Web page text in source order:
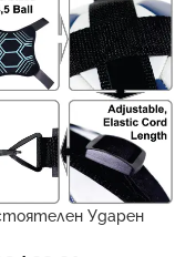
Ударен